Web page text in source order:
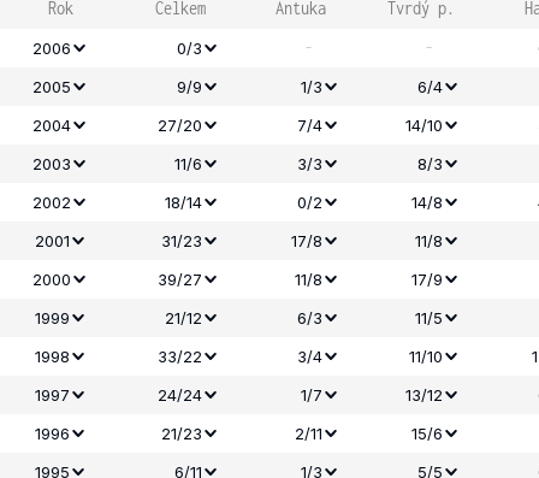
Rok Celkem Antuka Tvrdý p.
2006 0/3 - -
2005
9/9 1/3
6/4
2004
27/20 7/4 14/10
2003
11/6 3/3
8/3
2002
18/14 0/2 14/8
2001
31/23 17/8 11/8
2000
39/27 11/8 17/9
1999
21/12 6/3 11/5
1998
33/22 3/4 11/10
1997
24/24 1/7 13/12
1996
21/23 2/11 15/6
1995
6/11 1/3 5/5